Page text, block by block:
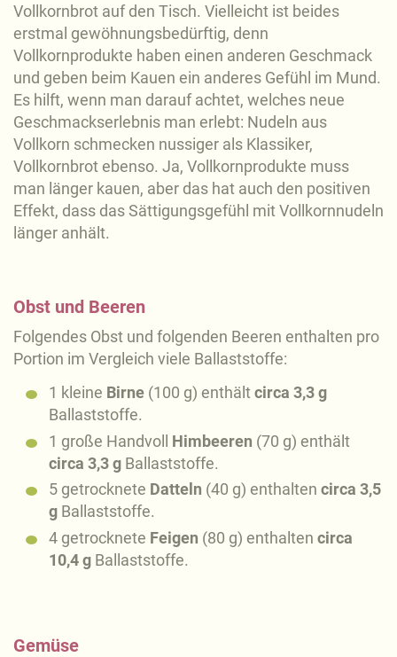
Vollkornbrot auf den Tisch. Vielleicht ist beides
erstmal gewöhnungsbedürftig, denn
Vollkornprodukte haben einen anderen Geschmack
und geben beim Kauen ein anderes Gefühl im Mund.
Es hilft, wenn man darauf achtet, welches neue
Geschmackserlebnis man erlebt: Nudeln aus
Vollkorn schmecken nussiger als Klassiker,
Vollkornbrot ebenso. Ja, Vollkornprodukte muss
man länger kauen, aber das hat auch den positiven
Effekt, dass das Sättigungsgefühl mit Vollkornnudeln
länger anhält.
Obst und Beeren
Folgendes Obst und folgenden Beeren enthalten pro
Portion im Vergleich viele Ballaststoffe:
1 kleine Birne (100 g) enthältcirca 3,3 g
Ballaststoffe.
1 große Handvoll Himbeeren (70 g) enthält
circa 3,3 g Ballaststoffe.
5 getrocknete Datteln (40 g) enthalten circa 3,5
g Ballaststoffe.
4 getrocknete Feigen (80 g) enthalten circa
10,4 g Ballaststoffe.
Gemüse